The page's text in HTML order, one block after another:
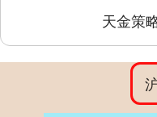
天金策